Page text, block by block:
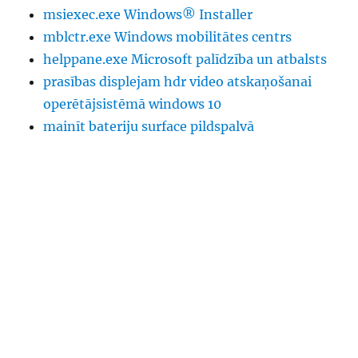
msiexec.exe Windows® Installer
mblctr.exe Windows mobilitātes centrs
helppane.exe Microsoft palīdzība un atbalsts
prasības displejam hdr video atskaņošanai
operētājsistēmā windows 10
mainīt bateriju surface pildspalvā